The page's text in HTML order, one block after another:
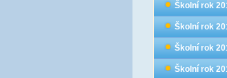
Školní rok
Školní rok
Školní rok
Školní rok